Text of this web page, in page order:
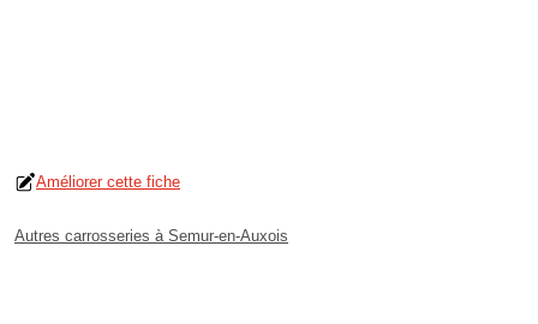
Améliorer cette fiche
Autres carrosseries à Semur-en-Auxois